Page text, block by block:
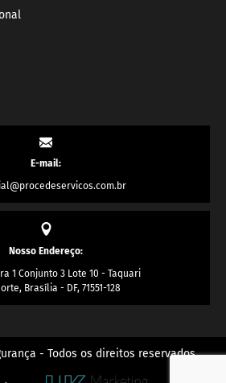
E-mail:
Nosso Endereço:
1 Conjunto 3 Lote 10 - Taquari
Brasília - DF, 71551-128
- Todos os direitos reservados.